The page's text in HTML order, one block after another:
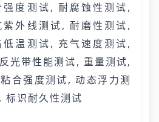
度测试, 耐腐蚀性测试,
外线测试, 耐磨性测试,
温测试, 充气速度测试,
光带性能测试, 重量测试,
合强度测试, 动态浮力测
标识耐久性测试